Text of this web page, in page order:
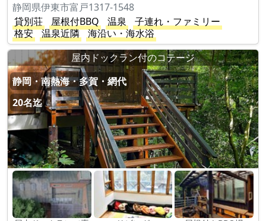
静岡県伊東市富戸1317-1548
貸別荘
屋根付BBQ 温泉
子連れ・ファミリー
格安
温泉近隣
海沿い・海水浴
屋内ドックラン付のコテージ
静岡・南熱海・多賀・網代
20名迄